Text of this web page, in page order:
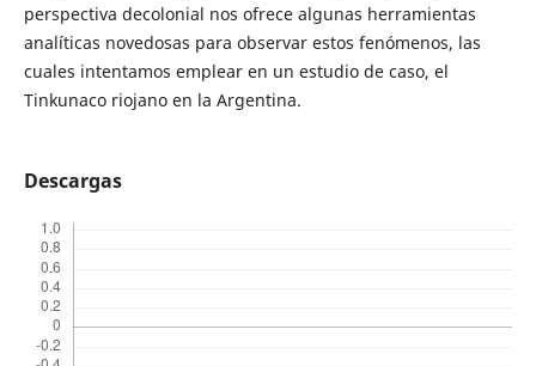
perspectiva decolonial nos ofrece algunas herramientas
analíticas novedosas para observar estos fenómenos, las
cuales intentamos emplear en un estudio de caso, el
Tinkunaco riojano en la Argentina.
Descargas